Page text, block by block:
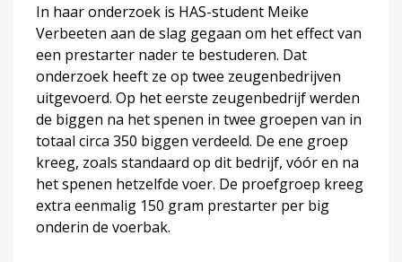
In haar onderzoek is HAS-student Meike
Verbeeten aan de slag gegaan om het effect van
een prestarter nader te bestuderen. Dat
onderzoek heeft ze op twee zeugenbedrijven
uitgevoerd. Op het eerste zeugenbedrijf werden
de biggen na het spenen in twee groepen van in
totaal circa 350 biggen verdeeld. De ene groep
kreeg, zoals standaard op dit bedrijf, vóór en na
het spenen hetzelfde voer. De proefgroep kreeg
extra eenmalig 150 gram prestarter per big
onderin de voerbak.